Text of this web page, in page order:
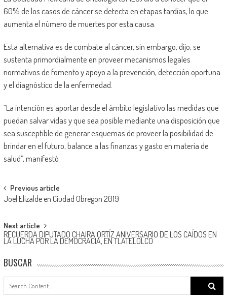
60% de los casos de cáncer se detecta en etapas tardías, lo que
aumenta el número de muertes por esta causa.
Esta alternativa es de combate al cáncer, sin embargo, dijo, se
sustenta primordialmente en proveer mecanismos legales
normativos de fomento y apoyo a la prevención, detección oportuna
y el diagnóstico de la enfermedad.
“La intención es aportar desde el ámbito legislativo las medidas que
puedan salvar vidas y que sea posible mediante una disposición que
sea susceptible de generar esquemas de proveer la posibilidad de
brindar en el futuro, balance a las finanzas y gasto en materia de
salud”, manifestó
Post
navigation
Previous article
Joel Elizalde en Ciudad Obregon 2019
Next article
RECUERDA DIPUTADO CHAIRA ORTÍZ ANIVERSARIO DE LOS CAÍDOS EN
LA LUCHA POR LA DEMOCRACIA, EN TLATELOLCO
BUSCAR
Search
for: